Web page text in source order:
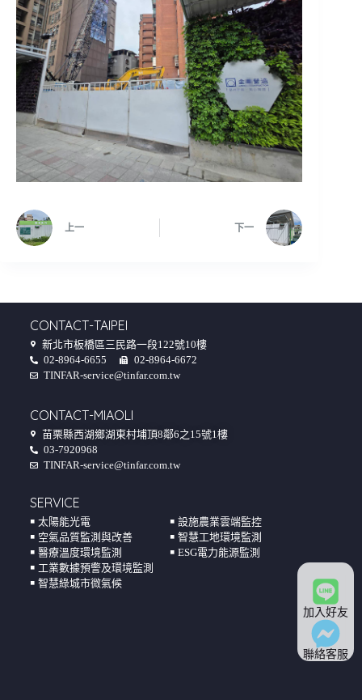
上一 下一
CONTACT-TAIPEI
新北市板橋區三民路一段122號10樓
02-8964-6655
02-8964-6672
TINFAR-service@tinfar.com.tw
加入好友
聯絡客服
CONTACT-MIAOLI
苗栗縣西湖鄉湖東村埔頂8鄰6之15號1樓
03-7920968
TINFAR-service@tinfar.com.tw
SERVICE
￭ 太陽能光電
￭ 空氣品質監測與改善
￭ 醫療溫度環境監測
￭ 工業數據預警及環境監測
￭ 智慧綠城市微氣候
￭ 設施農業雲端監控
￭ 智慧工地環境監測
￭ ESG電力能源監測